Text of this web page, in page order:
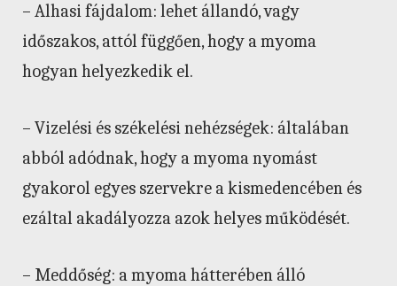
– Alhasi fájdalom: lehet állandó, vagy
időszakos, attól függően, hogy a myoma
hogyan helyezkedik el.
– Vizelési és székelési nehézségek: általában
abból adódnak, hogy a myoma nyomást
gyakorol egyes szervekre a kismedencében és
ezáltal akadályozza azok helyes működését.
– Meddőség: a myoma hátterében álló